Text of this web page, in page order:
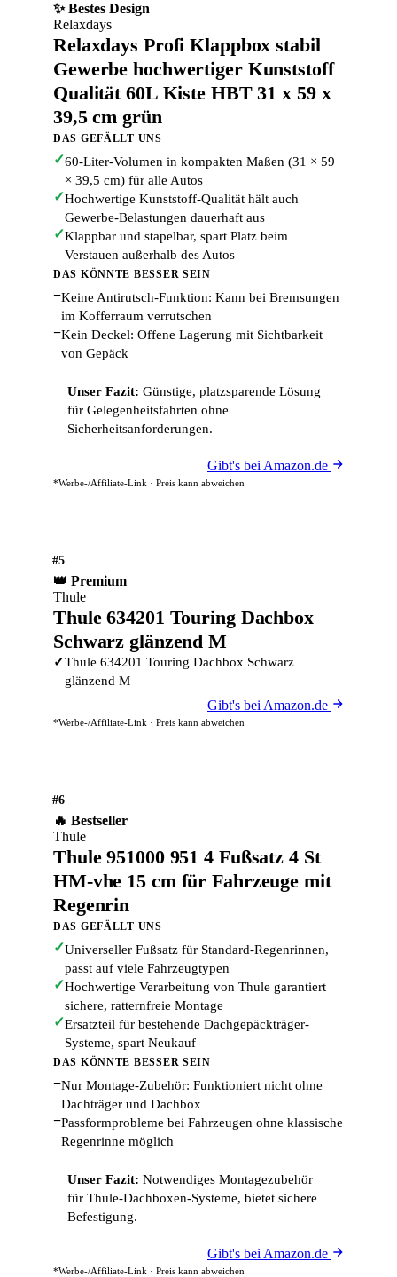
✨ Bestes Design
Relaxdays
Relaxdays Profi Klappbox stabil
Gewerbe hochwertiger Kunststoff
Qualität 60L Kiste HBT 31 x 59 x
39,5 cm grün
DAS GEFÄLLT UNS
✓60-Liter-Volumen in kompakten Maßen (31 × 59
× 39,5 cm) für alle Autos
✓Hochwertige Kunststoff-Qualität hält auch
Gewerbe-Belastungen dauerhaft aus
✓Klappbar und stapelbar, spart Platz beim
Verstauen außerhalb des Autos
DAS KÖNNTE BESSER SEIN
−Keine Antirutsch-Funktion: Kann bei Bremsungen
im Kofferraum verrutschen
−Kein Deckel: Offene Lagerung mit Sichtbarkeit
von Gepäck
Unser Fazit: Günstige, platzsparende Lösung
für Gelegenheitsfahrten ohne
Sicherheitsanforderungen.
Gibt's bei Amazon.de
*Werbe-/Affiliate-Link · Preis kann abweichen
#5
👑 Premium
Thule
Thule 634201 Touring Dachbox
Schwarz glänzend M
✓Thule 634201 Touring Dachbox Schwarz
glänzend M
Gibt's bei Amazon.de
*Werbe-/Affiliate-Link · Preis kann abweichen
#6
🔥 Bestseller
Thule
Thule 951000 951 4 Fußsatz 4 St
HM-vhe 15 cm für Fahrzeuge mit
Regenrin
DAS GEFÄLLT UNS
✓Universeller Fußsatz für Standard-Regenrinnen,
passt auf viele Fahrzeugtypen
✓Hochwertige Verarbeitung von Thule garantiert
sichere, ratternfreie Montage
✓Ersatzteil für bestehende Dachgepäckträger-
Systeme, spart Neukauf
DAS KÖNNTE BESSER SEIN
−Nur Montage-Zubehör: Funktioniert nicht ohne
Dachträger und Dachbox
−Passformprobleme bei Fahrzeugen ohne klassische
Regenrinne möglich
Unser Fazit: Notwendiges Montagezubehör
für Thule-Dachboxen-Systeme, bietet sichere
Befestigung.
Gibt's bei Amazon.de
*Werbe-/Affiliate-Link · Preis kann abweichen